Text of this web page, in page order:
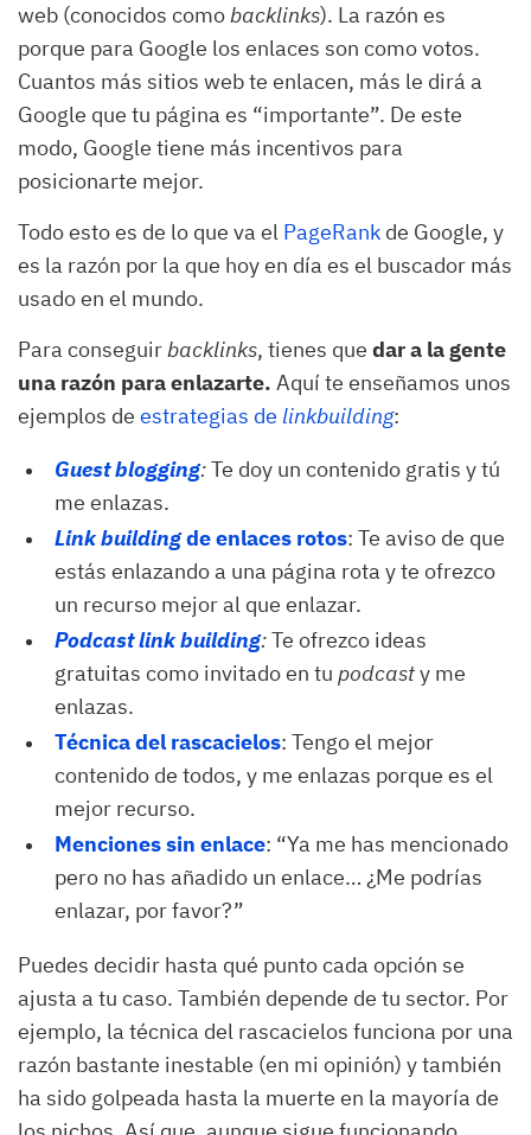
web (conocidos comobacklinks). La razón es
porque para Google los enlaces son como votos.
Cuantos más sitios web te enlacen, más le dirá a
Google que tu página es “importante”. De este
modo, Google tiene más incentivos para
posicionarte mejor.
Todo esto es de lo que va el PageRank de Google, y
es la razón por la que hoy en día es el buscador más
usado en el mundo.
Para conseguirbacklinks, tienes que dar a la gente
una razón para enlazarte. Aquí te enseñamos unos
ejemplos de estrategias de linkbuilding:
Guest blogging:Te doy un contenido gratis y tú
me enlazas.
Link building de enlaces rotos: Te aviso de que
estás enlazando a una página rota y te ofrezco
un recurso mejor al que enlazar.
Podcast link building:Te ofrezco ideas
gratuitas como invitado en tu podcasty me
enlazas.
Técnica del rascacielos: Tengo el mejor
contenido de todos, y me enlazas porque es el
mejor recurso.
Menciones sin enlace: “Ya me has mencionado
pero no has añadido un enlace… ¿Me podrías
enlazar, por favor?”
Puedes decidir hasta qué punto cada opción se
ajusta a tu caso. También depende de tu sector. Por
ejemplo, la técnica del rascacielos funciona por una
razón bastante inestable (en mi opinión) y también
ha sido golpeada hasta la muerte en la mayoría de